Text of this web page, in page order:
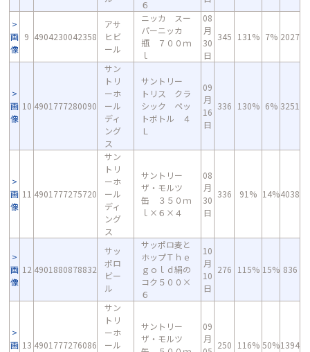
６
画
像
9 4904230042358
アサ
ヒビ
ール
ニッカ スー
パーニッカ
瓶 ７００ｍ
ｌ
08
月
30
日
345 131% 7% 2027
画
像
10 4901777280090
サン
トリ
ーホ
ール
ディ
ング
ス
サントリー
トリス クラ
シック ペッ
トボトル ４
Ｌ
09
月
16
日
336 130% 6% 3251
画
像
11 4901777275720
サン
トリ
ーホ
ール
ディ
ング
ス
サントリー
ザ・モルツ
缶 ３５０ｍ
ｌ×６×４
08
月
30
日
336 91% 14%4038
画
像
12 4901880878832
サッ
ポロ
ビー
ル
サッポロ麦と
ホップＴｈｅ
ｇｏｌｄ絹の
コク５００×
６
10
月
10
日
276 115% 15% 836
画 13 4901777276086
サン
トリ
ーホ
ール
サントリー
ザ・モルツ
09
月
250 116% 50%1394